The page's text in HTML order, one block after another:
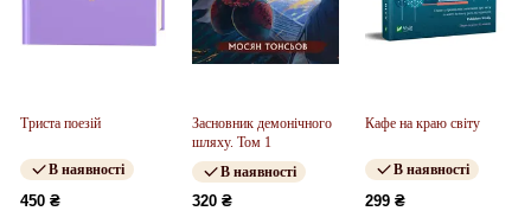
Триста поезій
В наявності
450 ₴
Засновник демонічного
шляху. Том 1
В наявності
320 ₴
Кафе на краю світу
В наявності
299 ₴